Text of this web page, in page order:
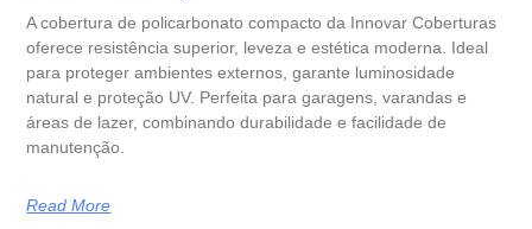
A cobertura de policarbonato compacto da Innovar Coberturas
oferece resistência superior, leveza e estética moderna. Ideal
para proteger ambientes externos, garante luminosidade
natural e proteção UV. Perfeita para garagens, varandas e
áreas de lazer, combinando durabilidade e facilidade de
manutenção.
Read More